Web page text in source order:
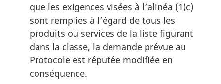
que les exigences visées à l’alinéa (1)c)
sont remplies à l’égard de tous les
produits ou services de la liste figurant
dans la classe, la demande prévue au
Protocole est réputée modifiée en
conséquence.